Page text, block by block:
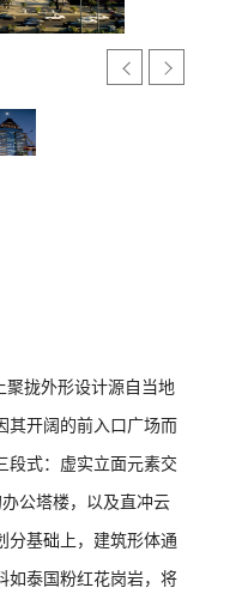
拢外形设计源自当地
其开阔的前入口广场而
段式：虚实立面元素交
公塔楼，以及直冲云
分基础上，建筑形体通
如泰国粉红花岗岩，将